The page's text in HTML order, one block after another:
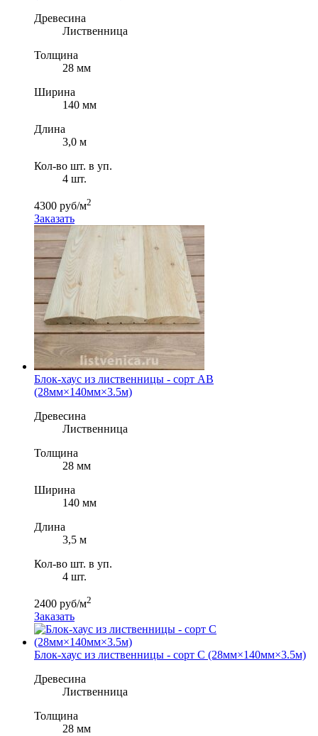
Древесина
Лиственница
Толщина
28 мм
Ширина
140 мм
Длина
3,0 м
Кол-во шт. в уп.
4 шт.
4300 руб/м2
Заказать
Блок-хаус из лиственницы - сорт АВ
(28мм×140мм×3.5м)
Древесина
Лиственница
Толщина
28 мм
Ширина
140 мм
Длина
3,5 м
Кол-во шт. в уп.
4 шт.
2400 руб/м2
Заказать
Блок-хаус из лиственницы - сорт С (28мм×140мм×3.5м)
Древесина
Лиственница
Толщина
28 мм